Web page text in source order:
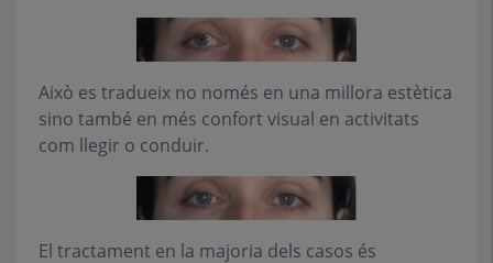
Això es tradueix no només en una millora estètica
sino també en més confort visual en activitats
com llegir o conduir.
El tractament en la majoria dels casos és